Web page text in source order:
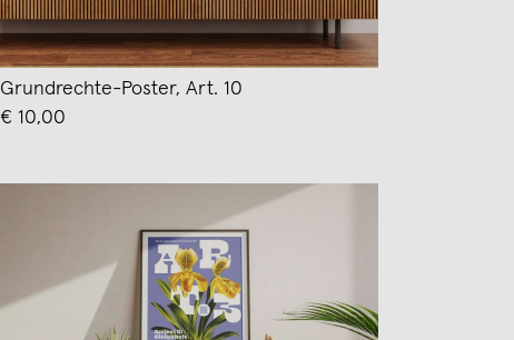
Grundrechte-Poster, Art. 10
€ 10,00